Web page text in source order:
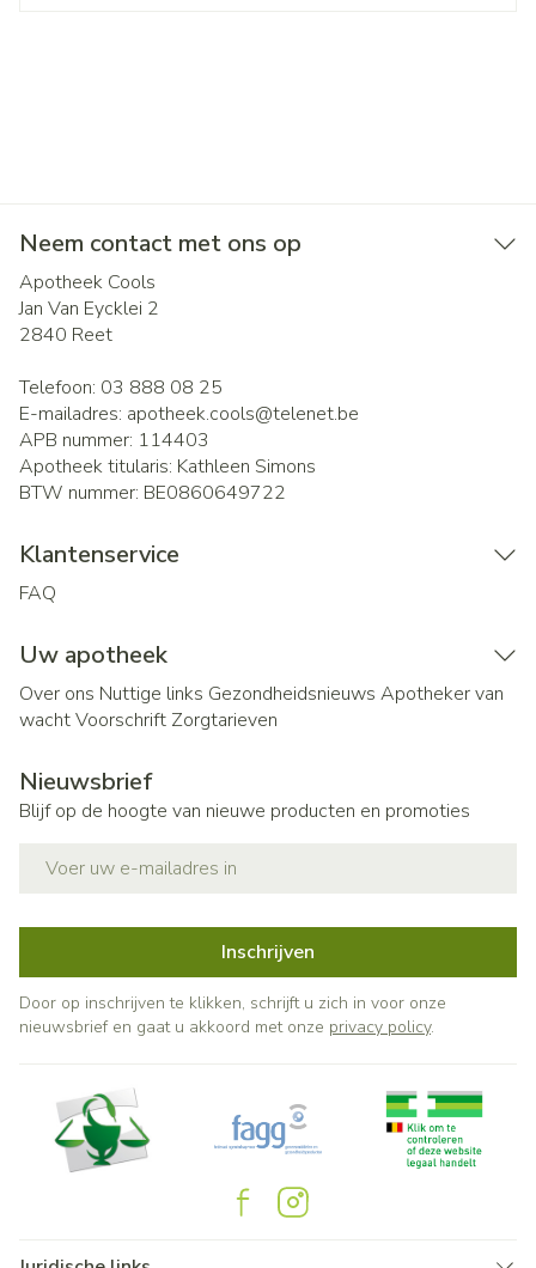
Neem contact met ons op
Apotheek Cools
Jan Van Eycklei 2
2840 Reet
Telefoon: 03 888 08 25
E-mailadres: apotheek.cools@telenet.be
APB nummer: 114403
Apotheek titularis: Kathleen Simons
BTW nummer: BE0860649722
Klantenservice
FAQ
Uw apotheek
Over ons Nuttige links Gezondheidsnieuws Apotheker van
wachtVoorschrift Zorgtarieven
Nieuwsbrief
Blijf op de hoogte van nieuwe producten en promoties
Inschrijven
Door op inschrijven te klikken, schrijft u zich in voor onze
nieuwsbrief en gaat u akkoord met onze privacy policy.